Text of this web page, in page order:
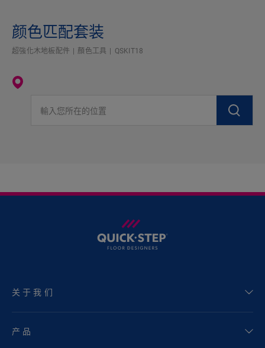
颜色匹配套装
超強化木地板配件 顏色工具 QSKIT18
关于我们
产品